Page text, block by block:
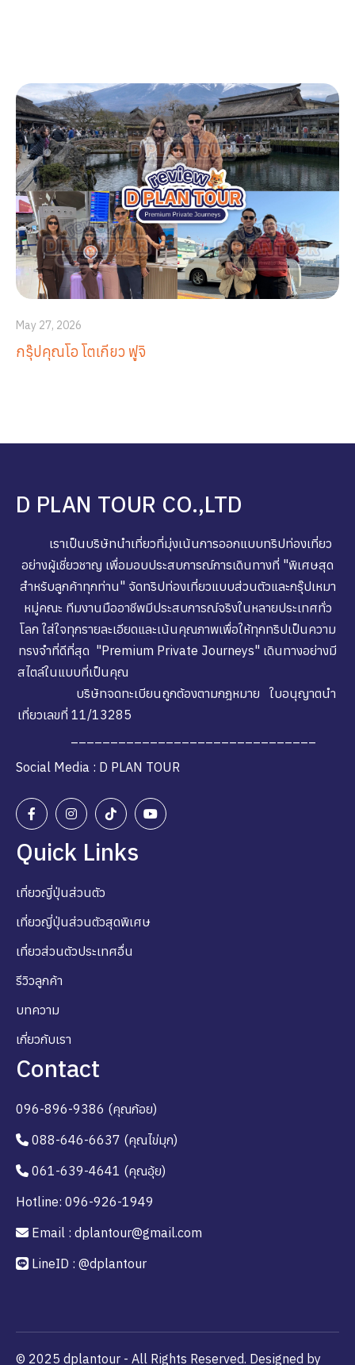
May 27, 2026
กรุ๊ปคุณโอ โตเกียว ฟูจิ
D PLAN TOUR CO.,LTD
เราเป็นบริษัทนำเที่ยวที่มุ่งเน้นการออกแบบทริปท่องเที่ยว
อย่างผู้เชี่ยวชาญ เพื่อมอบประสบการณ์การเดินทางที่ "พิเศษสุด
สำหรับลูกค้าทุกท่าน" จัดทริปท่องเที่ยวแบบส่วนตัวและกรุ๊ปเหมา
หมู่คณะ ทีมงานมืออาชีพมีประสบการณ์จริงในหลายประเทศทั่ว
โลก ใส่ใจทุกรายละเอียดและเน้นคุณภาพเพื่อให้ทุกทริปเป็นความ
ทรงจำที่ดีที่สุด "Premium Private Journeys" เดินทางอย่างมี
สไตล์ในแบบที่เป็นคุณ
บริษัทจดทะเบียนถูกต้องตามกฎหมาย ใบอนุญาตนำ
เที่ยวเลขที่ 11/13285
Social Media : D PLAN TOUR
Quick Links
เที่ยวญี่ปุ่นส่วนตัว
เที่ยวญี่ปุ่นส่วนตัวสุดพิเศษ
เที่ยวส่วนตัวประเทศอื่น
รีวิวลูกค้า
บทความ
เกี่ยวกับเรา
Contact
096-896-9386 (คุณก้อย)
088-646-6637 (คุณไข่มุก)
061-639-4641 (คุณอุ้ย)
Hotline: 096-926-1949
Email : dplantour@gmail.com
LineID : @dplantour
© 2025 dplantour - All Rights Reserved. Designed by